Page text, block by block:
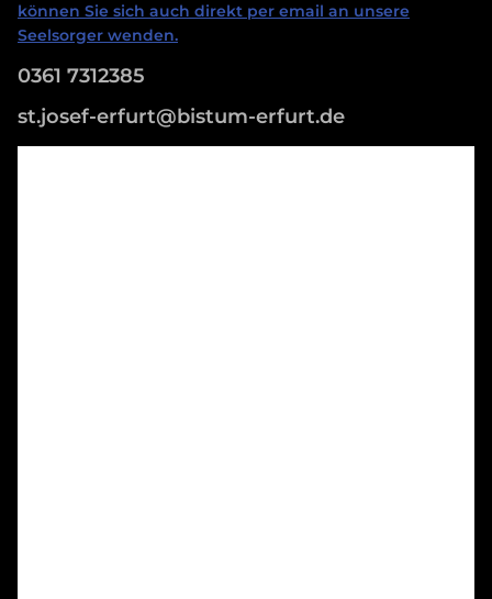
können Sie sich auch direkt per email an unsere
Seelsorger wenden.
0361 7312385
st.josef-erfurt@bistum-erfurt.de